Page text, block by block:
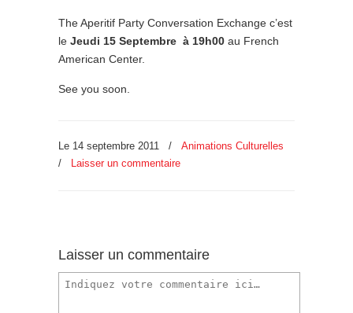
The Aperitif Party Conversation Exchange c’est
le Jeudi 15 Septembre à 19h00 au French
American Center.
See you soon.
Le 14 septembre 2011 /
Animations Culturelles
/
Laisser un commentaire
Laisser un commentaire